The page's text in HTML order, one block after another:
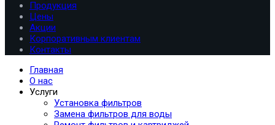
Продукция
Цены
Акции
Корпоративным клиентам
Контакты
Главная
О нас
Услуги
Установка фильтров
Замена фильтров для воды